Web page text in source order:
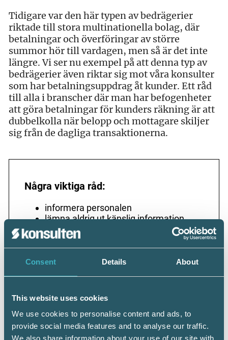
Consent Details About
This website uses cookies
We use cookies to personalise content and ads, to
provide social media features and to analyse our traffic.
We also share information about your use of our site with
Tidigare var den här typen av bedrägerier
riktade till stora multinationella bolag, där
betalningar och överföringar av större
summor hör till vardagen, men så är det inte
längre. Vi ser nu exempel på att denna typ av
bedrägerier även riktar sig mot våra konsulter
som har betalningsuppdrag åt kunder. Ett råd
till alla i branscher där man har befogenheter
att göra betalningar för kunders räkning är att
dubbelkolla när belopp och mottagare skiljer
sig från de dagliga transaktionerna.
Några viktiga råd:
informera personalen
lämna aldrig ut känslig information
var uppmärksam på ovanliga
betalningsinstruktioner
gör inte avsteg från normala
betalningsrutiner
företagets hemsida och i sociala medier
Vid tveksamma fall kontakta kunden och
be att få en bekräftelse gärna via mejl
eller sms